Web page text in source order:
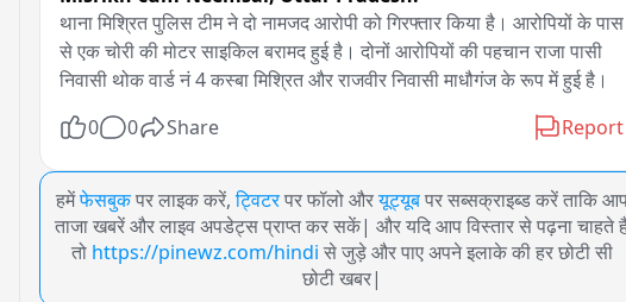
थाना मिश्रित पुलिस टीम ने दो नामजद आरोपी को गिरफ्तार किया है। आरोपियों के पास
से एक चोरी की मोटर साइकिल बरामद हुई है। दोनों आरोपियों की पहचान राजा पासी
निवासी थोक वार्ड नं 4 कस्बा मिश्रित और राजवीर निवासी माधौगंज के रूप में हुई है।
0
0 Share Report
हमेंफेसबुक पर लाइक करें, ट्विटर पर फॉलो औरयूट्यूब पर सब्सक्राइब्ड करें ताकि
ताजा खबरें और लाइव अपडेट्स प्राप्त कर सकें| और यदि आप विस्तार से पढ़ना चाहते
तो https://pinewz.com/hindi से जुड़े और पाए अपने इलाके की हर छोटी सी
छोटी खबर|